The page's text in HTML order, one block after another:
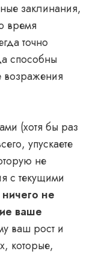
заклинания,
время
точно
способны
возражения
(хотя бы раз
упускаете
не
с текущими
не
ваше
ваш рост и
которые,